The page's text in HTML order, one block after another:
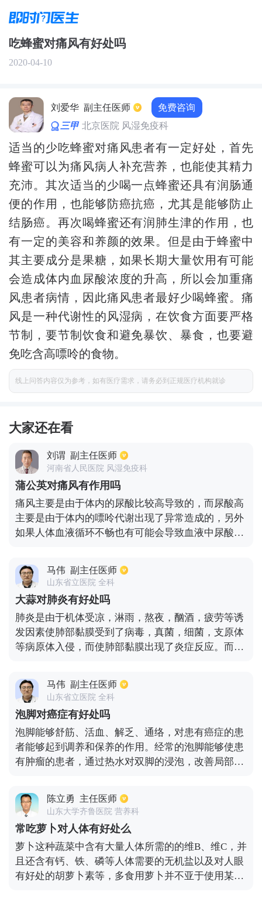
吃蜂蜜对痛风有好处吗
2020-04-10
刘爱华 副主任医师 免费咨询
三甲 北京医院 风湿免疫科
适当的少吃蜂蜜对痛风患者有一定好处，首先
蜂蜜可以为痛风病人补充营养，也能使其精力
充沛。其次适当的少喝一点蜂蜜还具有润肠通
便的作用，也能够防癌抗癌，尤其是能够防止
结肠癌。再次喝蜂蜜还有润肺生津的作用，也
有一定的美容和养颜的效果。但是由于蜂蜜中
其主要成分是果糖，如果长期大量饮用有可能
会造成体内血尿酸浓度的升高，所以会加重痛
风患者病情，因此痛风患者最好少喝蜂蜜。痛
风是一种代谢性的风湿病，在饮食方面要严格
节制，要节制饮食和避免暴饮、暴食，也要避
免吃含高嘌呤的食物。
线上问答内容仅为参考，如有医疗需求，请务必到正规医疗机构就诊
大家还在看
刘谓 副主任医师
河南省人民医院 风湿免疫科
蒲公英对痛风有作用吗
痛风主要是由于体内的尿酸比较高导致的，而尿酸高
主要是由于体内的嘌呤代谢出现了异常造成的，另外
如果人体血液循环不畅也有可能会导致血液中尿酸浓
蒲公英和痛风之间是没有明显的关联的，目前并没有
明显的证据表明蒲公英可以缓解痛风。建议如果患者
有痛风的症状的话。在日常的饮食中应当注意避免含
有嘌呤比较高的食物，常见的如鸡蛋等。另外就是如
果患者出现了上火的话可以饮用蒲公英水，但是要注
意遵循适量的原则。
马伟 副主任医师
山东省立医院 全科
大蒜对肺炎有好处吗
肺炎是由于机体受凉，淋雨，熬夜，酗酒，疲劳等诱
发因素使肺部黏膜受到了病毒，真菌，细菌，支原体
等病原体入侵，而使肺部黏膜出现了炎症反应。而大
富的营养成分，是天然的抑菌因子，能够抵抗导致肺
炎的病原体。所以，适当吃点大蒜对肺炎患者的康复
是有好处的。
马伟 副主任医师
山东省立医院 全科
泡脚对癌症有好处吗
泡脚能够舒筋、活血、解乏、通络，对患有癌症的患
者能够起到调养和保养的作用。经常的泡脚能够使患
有肿瘤的患者，通过热水对双脚的浸泡，改善局部的
分药物所产生的不良反应，使药物达到更好的治疗效
果。
陈立勇 主任医师
山东大学齐鲁医院 营养科
常吃萝卜对人体有好处么
萝卜这种蔬菜中含有大量人体所需的的维B、维C，并
且还含有钙、铁、磷等人体需要的无机盐以及对人眼
有好处的胡萝卜素等，多食用萝卜并不亚于使用某些